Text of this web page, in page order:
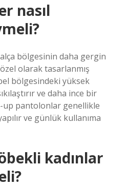
nasıl
bölgesinin daha gergin
olarak tasarlanmış
bölgesindeki yüksek
ve daha ince bir
up pantolonlar genellikle
ve günlük kullanıma
kadınlar